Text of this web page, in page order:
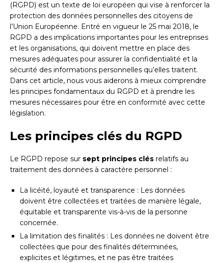
(RGPD) est un texte de loi européen qui vise à renforcer la
protection des données personnelles des citoyens de
l’Union Européenne. Entré en vigueur le 25 mai 2018, le
RGPD a des implications importantes pour les entreprises
et les organisations, qui doivent mettre en place des
mesures adéquates pour assurer la confidentialité et la
sécurité des informations personnelles qu’elles traitent.
Dans cet article, nous vous aiderons à mieux comprendre
les principes fondamentaux du RGPD et à prendre les
mesures nécessaires pour être en conformité avec cette
législation.
Les principes clés du RGPD
Le RGPD repose sur sept principes clés relatifs au
traitement des données à caractère personnel :
La licéité, loyauté et transparence : Les données
doivent être collectées et traitées de manière légale,
équitable et transparente vis-à-vis de la personne
concernée.
La limitation des finalités : Les données ne doivent être
collectées que pour des finalités déterminées,
explicites et légitimes, et ne pas être traitées